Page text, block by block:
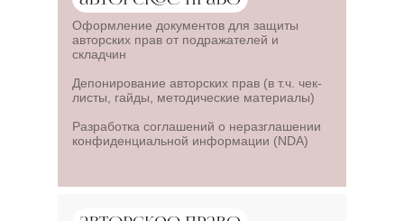
Оформление документов для защиты
авторских прав от подражателей и
складчин
Депонирование авторских прав (в т.ч. чек-
листы, гайды, методические материалы)
Разработка соглашений о неразглашении
конфиденциальной информации (NDA)